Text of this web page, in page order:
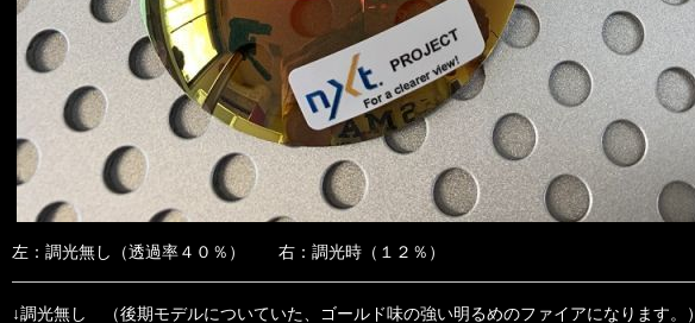
左：調光無し（透過率４０％） 右：調光時（１２％）
↓調光無し （後期モデルについていた、ゴールド味の強い明るめのファイアになります。）